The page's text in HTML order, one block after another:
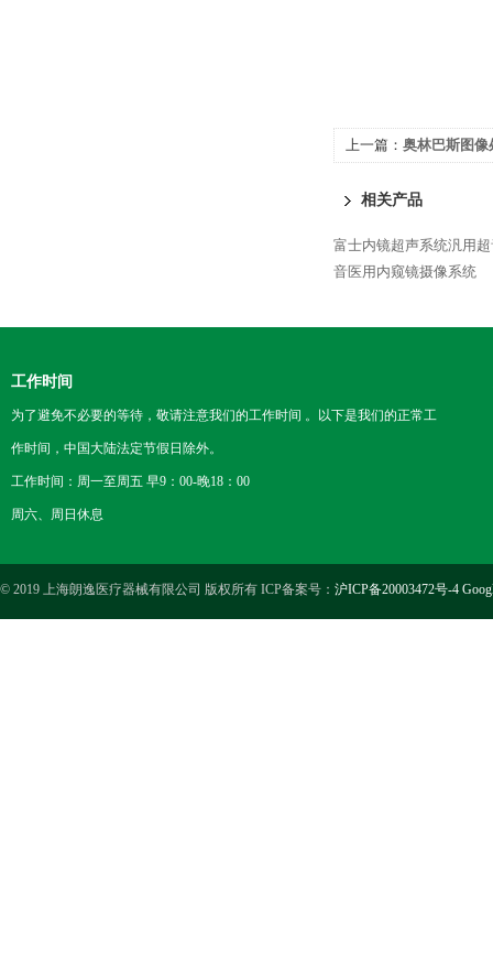
上一篇： 奥林巴斯图像
相关产品
富士内镜超声系统汎用
音医用内窥镜摄像系统
工作时间
为了避免不必要的等待，敬请注意我们的工作时间 。以下是我们的正常工
作时间，中国大陆法定节假日除外。
工作时间：周一至周五 早9：00-晚18：00
周六、周日休息
© 2019 上海朗逸医疗器械有限公司 版权所有 ICP备案号： 沪ICP备20003472号-4